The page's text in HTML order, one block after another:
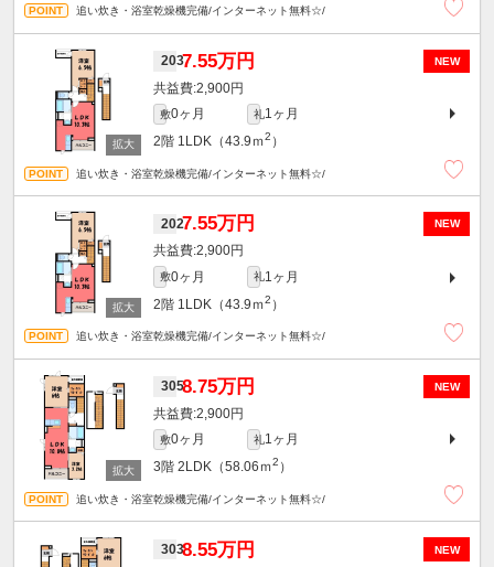
追い炊き・浴室乾燥機完備/インターネット無料☆/
NEW
2037.55万円
2,900円
敷0ヶ月 礼1ヶ月
2階 1LDK（43.9ｍ2 ）
追い炊き・浴室乾燥機完備/インターネット無料☆/
NEW
2027.55万円
2,900円
敷0ヶ月 礼1ヶ月
2階 1LDK（43.9ｍ2 ）
追い炊き・浴室乾燥機完備/インターネット無料☆/
NEW
3058.75万円
2,900円
敷0ヶ月 礼1ヶ月
3階 2LDK（58.06ｍ2 ）
追い炊き・浴室乾燥機完備/インターネット無料☆/
NEW
3038.55万円